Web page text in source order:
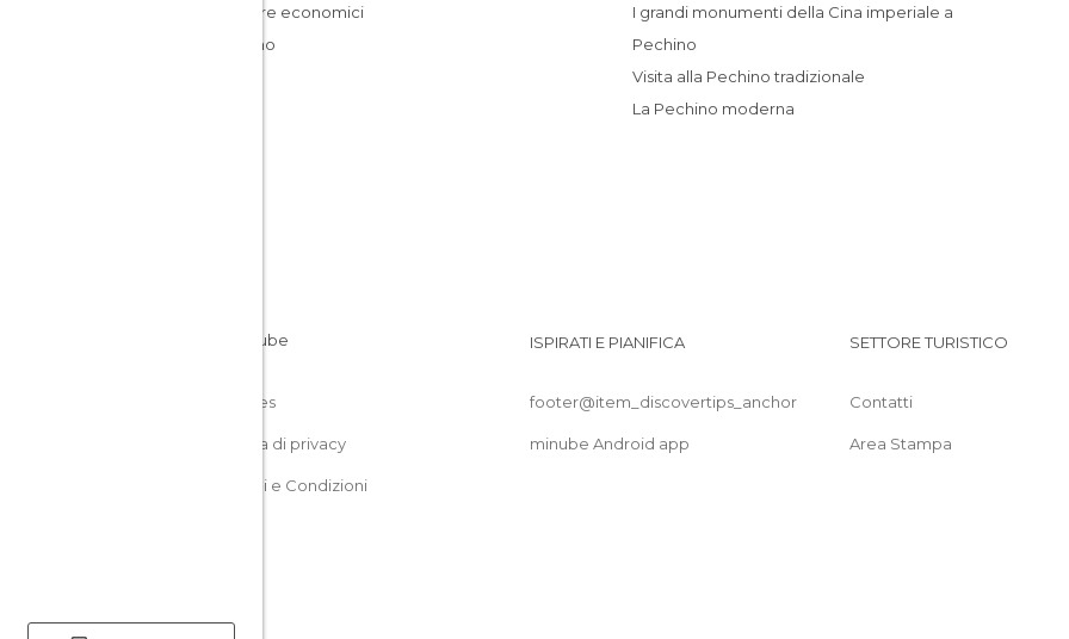
Mercatini a Pechino
Monumenti Storici a Pechino
Musei a Pechino
Negozi a Pechino
Teatri a Pechino
Vie a Pechino
Dormire economici
Pechino
I grandi monumenti della Cina imperiale a
Pechino
Visita alla Pechino tradizionale
La Pechino moderna
Cookies
Politica di privacy
Termini e Condizioni
ISPIRATI E PIANIFICA
footer@item_discovertips_anchor
minube Android app
SETTORE TURISTICO
Contatti
Area Stampa